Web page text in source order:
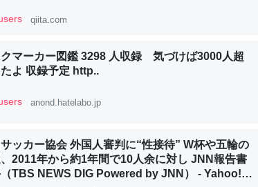
ース :: 【研究発表】昆虫学の大問題＝「昆虫はなぜ海にいないの
qiita.com
マーカー図鑑 3298 人収録 気づけば3000人超
よ 収録予定 http..
anond.hatelabo.jp
ッカー協会 外国人審判に“性接待” W杯や五輪の
2011年から約1年間で10人余に対し JNN報告書
（TBS NEWS DIG Powered by JNN） - Yahoo!ニ